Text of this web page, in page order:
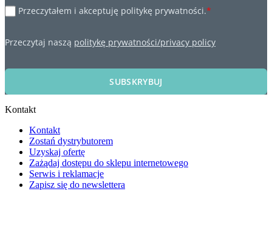
Przeczytałem i akceptuję politykę prywatności.*
Przeczytaj naszą politykę prywatności/privacy policy
SUBSKRYBUJ
Kontakt
Kontakt
Zostań dystrybutorem
Uzyskaj ofertę
Zażądaj dostępu do sklepu internetowego
Serwis i reklamacje
Zapisz się do newslettera